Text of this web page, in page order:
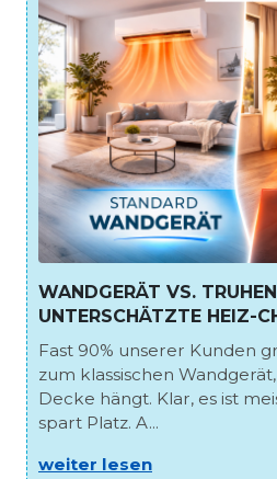
WANDGERÄT VS.
UNTERSCHÄTZTE HEIZ-
Fast 90% unserer Kunden
zum klassischen
Decke hängt. Klar, es ist
spart Platz. A...
weiter lesen